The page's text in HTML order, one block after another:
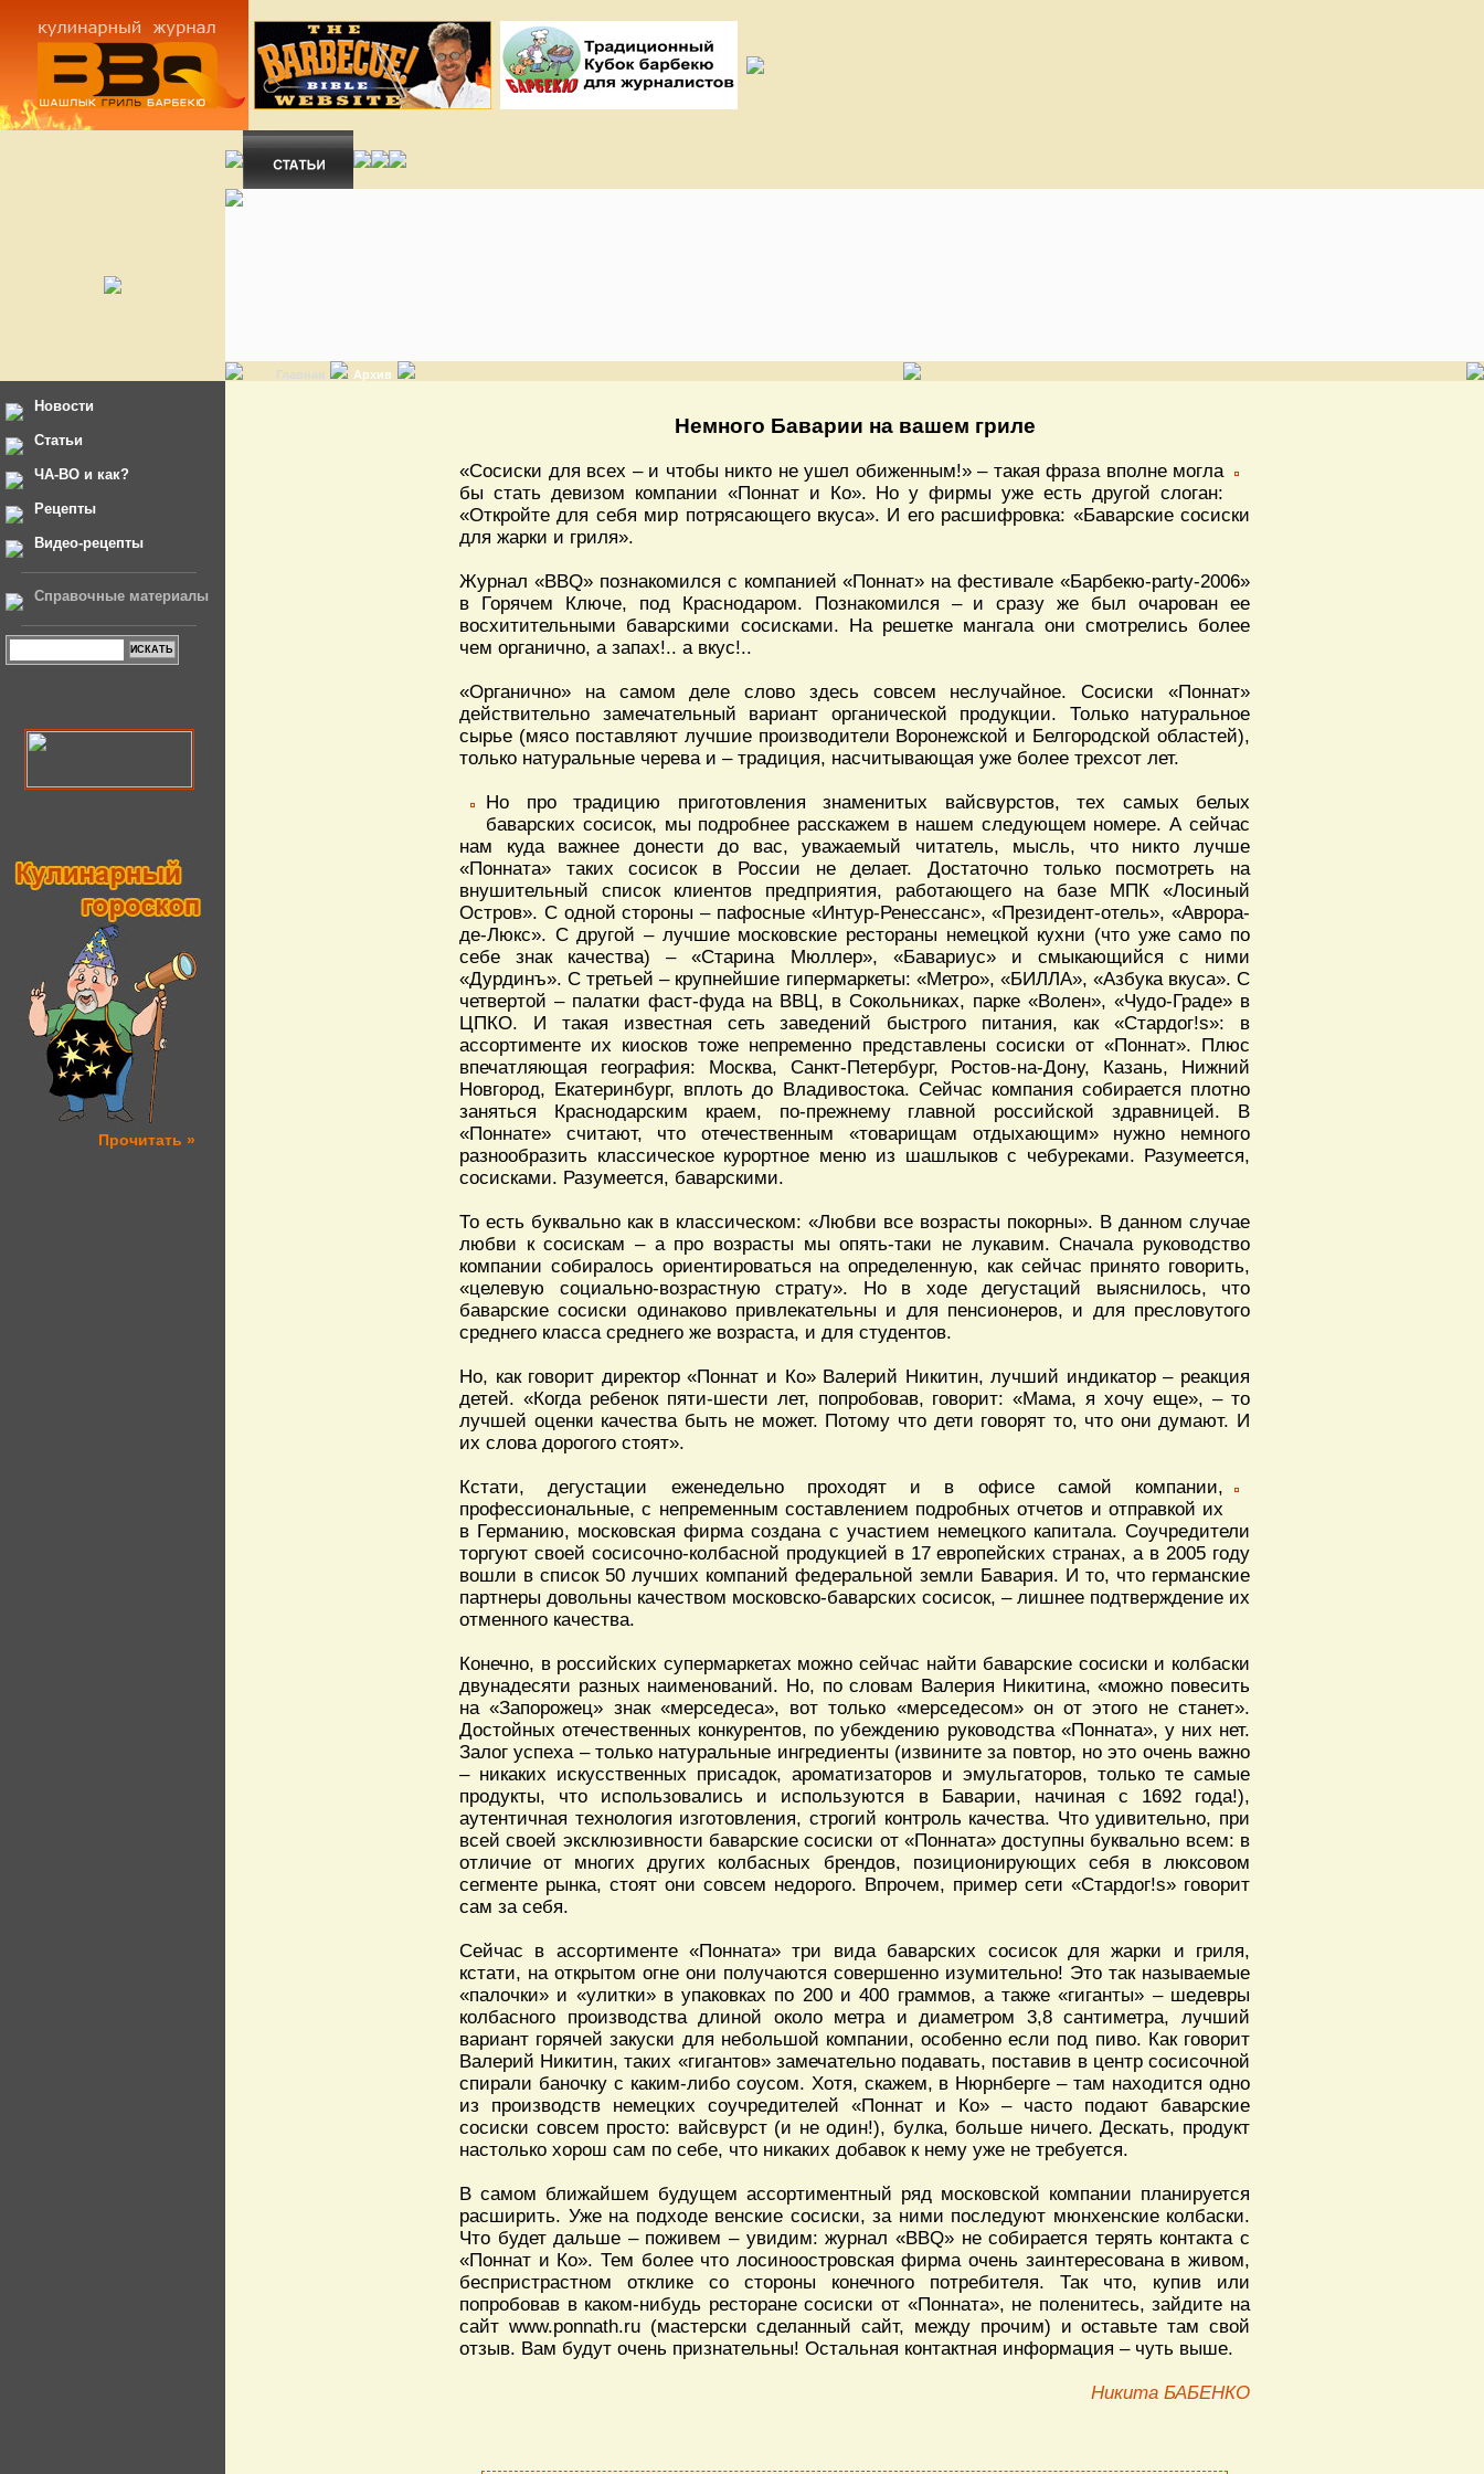
Главная Архив
Новости
Статьи
ЧА-ВО и как?
Рецепты
Видео-рецепты
Справочные материалы
Прочитать »
Немного Баварии на вашем гриле
«Сосиски для всех – и чтобы никто не ушел обиженным!» – такая фраза вполне могла
бы стать девизом компании «Поннат и Ко». Но у фирмы уже есть другой слоган:
«Откройте для себя мир потрясающего вкуса». И его расшифровка: «Баварские сосиски
для жарки и гриля».
Журнал «BBQ» познакомился с компанией «Поннат» на фестивале «Барбекю-party-2006»
в Горячем Ключе, под Краснодаром. Познакомился – и сразу же был очарован ее
восхитительными баварскими сосисками. На решетке мангала они смотрелись более
чем органично, а запах!.. а вкус!..
«Органично» на самом деле слово здесь совсем неслучайное. Сосиски «Поннат»
действительно замечательный вариант органической продукции. Только натуральное
сырье (мясо поставляют лучшие производители Воронежской и Белгородской областей),
только натуральные черева и – традиция, насчитывающая уже более трехсот лет.
Но про традицию приготовления знаменитых вайсвурстов, тех самых белых
баварских сосисок, мы подробнее расскажем в нашем следующем номере. А сейчас
нам куда важнее донести до вас, уважаемый читатель, мысль, что никто лучше
«Понната» таких сосисок в России не делает. Достаточно только посмотреть на
внушительный список клиентов предприятия, работающего на базе МПК «Лосиный
Остров». С одной стороны – пафосные «Интур-Ренессанс», «Президент-отель», «Аврора-
де-Люкс». С другой – лучшие московские рестораны немецкой кухни (что уже само по
себе знак качества) – «Старина Мюллер», «Бавариус» и смыкающийся с ними
«Дурдинъ». С третьей – крупнейшие гипермаркеты: «Метро», «БИЛЛА», «Азбука вкуса». С
четвертой – палатки фаст-фуда на ВВЦ, в Сокольниках, парке «Волен», «Чудо-Граде» в
ЦПКО. И такая известная сеть заведений быстрого питания, как «Стардог!s»: в
ассортименте их киосков тоже непременно представлены сосиски от «Поннат». Плюс
впечатляющая география: Москва, Санкт-Петербург, Ростов-на-Дону, Казань, Нижний
Новгород, Екатеринбург, вплоть до Владивостока. Сейчас компания собирается плотно
заняться Краснодарским краем, по-прежнему главной российской здравницей. В
«Поннате» считают, что отечественным «товарищам отдыхающим» нужно немного
разнообразить классическое курортное меню из шашлыков с чебуреками. Разумеется,
сосисками. Разумеется, баварскими.
То есть буквально как в классическом: «Любви все возрасты покорны». В данном случае
любви к сосискам – а про возрасты мы опять-таки не лукавим. Сначала руководство
компании собиралось ориентироваться на определенную, как сейчас принято говорить,
«целевую социально-возрастную страту». Но в ходе дегустаций выяснилось, что
баварские сосиски одинаково привлекательны и для пенсионеров, и для пресловутого
среднего класса среднего же возраста, и для студентов.
Но, как говорит директор «Поннат и Ко» Валерий Никитин, лучший индикатор – реакция
детей. «Когда ребенок пяти-шести лет, попробовав, говорит: «Мама, я хочу еще», – то
лучшей оценки качества быть не может. Потому что дети говорят то, что они думают. И
их слова дорогого стоят».
Кстати, дегустации еженедельно проходят и в офисе самой компании,
профессиональные, с непременным составлением подробных отчетов и отправкой их
в Германию, московская фирма создана с участием немецкого капитала. Соучредители
торгуют своей сосисочно-колбасной продукцией в 17 европейских странах, а в 2005 году
вошли в список 50 лучших компаний федеральной земли Бавария. И то, что германские
партнеры довольны качеством московско-баварских сосисок, – лишнее подтверждение их
отменного качества.
Конечно, в российских супермаркетах можно сейчас найти баварские сосиски и колбаски
двунадесяти разных наименований. Но, по словам Валерия Никитина, «можно повесить
на «Запорожец» знак «мерседеса», вот только «мерседесом» он от этого не станет».
Достойных отечественных конкурентов, по убеждению руководства «Понната», у них нет.
Залог успеха – только натуральные ингредиенты (извините за повтор, но это очень важно
– никаких искусственных присадок, ароматизаторов и эмульгаторов, только те самые
продукты, что использовались и используются в Баварии, начиная с 1692 года!),
аутентичная технология изготовления, строгий контроль качества. Что удивительно, при
всей своей эксклюзивности баварские сосиски от «Понната» доступны буквально всем: в
отличие от многих других колбасных брендов, позиционирующих себя в люксовом
сегменте рынка, стоят они совсем недорого. Впрочем, пример сети «Стардог!s» говорит
сам за себя.
Сейчас в ассортименте «Понната» три вида баварских сосисок для жарки и гриля,
кстати, на открытом огне они получаются совершенно изумительно! Это так называемые
«палочки» и «улитки» в упаковках по 200 и 400 граммов, а также «гиганты» – шедевры
колбасного производства длиной около метра и диаметром 3,8 сантиметра, лучший
вариант горячей закуски для небольшой компании, особенно если под пиво. Как говорит
Валерий Никитин, таких «гигантов» замечательно подавать, поставив в центр сосисочной
спирали баночку с каким-либо соусом. Хотя, скажем, в Нюрнберге – там находится одно
из производств немецких соучредителей «Поннат и Ко» – часто подают баварские
сосиски совсем просто: вайсвурст (и не один!), булка, больше ничего. Дескать, продукт
настолько хорош сам по себе, что никаких добавок к нему уже не требуется.
В самом ближайшем будущем ассортиментный ряд московской компании планируется
расширить. Уже на подходе венские сосиски, за ними последуют мюнхенские колбаски.
Что будет дальше – поживем – увидим: журнал «BBQ» не собирается терять контакта с
«Поннат и Ко». Тем более что лосиноостровская фирма очень заинтересована в живом,
беспристрастном отклике со стороны конечного потребителя. Так что, купив или
попробовав в каком-нибудь ресторане сосиски от «Понната», не поленитесь, зайдите на
сайт www.ponnath.ru (мастерски сделанный сайт, между прочим) и оставьте там свой
отзыв. Вам будут очень признательны! Остальная контактная информация – чуть выше.
Никита БАБЕНКО